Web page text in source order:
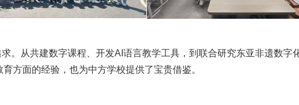
。从共建数字课程、开发AI 语言教学工具，到联合研究东亚非遗数字
方面的经验，也为中方学校提供了宝贵借鉴。